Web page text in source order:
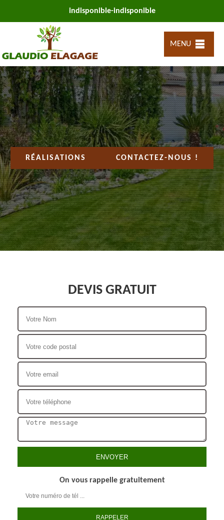
indisponible-indisponible
MENU
RÉALISATIONS CONTACTEZ-NOUS !
DEVIS GRATUIT
On vous rappelle gratuitement